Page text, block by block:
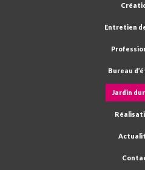
Entretien
Bureau
Jardin